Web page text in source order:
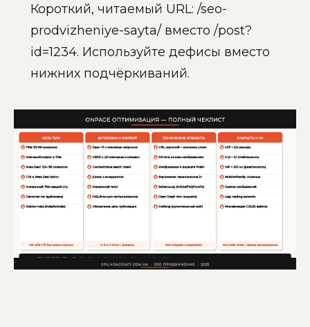
Короткий, читаемый URL: /seo-
prodvizheniye-sayta/ вместо /post?
id=1234. Используйте дефисы вместо
нижних подчёркиваний.